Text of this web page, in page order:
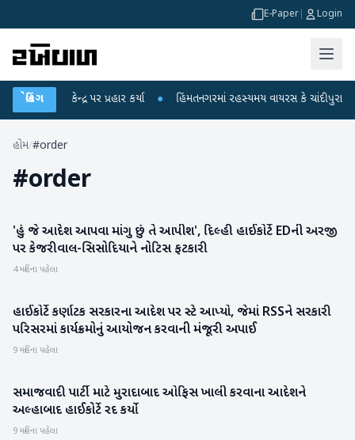
E-Paper Login
બ્રેકિંગ
ગાંધીએ કેન્દ્ર પર પ્રહાર કર્યા ● હિંમતનગરમાં રહસ્યમય વાયરસ કે ચાંદીપુરા? 6
હોમ/#order
#order
રાષ્ટ્રીય
'હું જે આદેશ આપવા માંગુ છું તે આપીશ', દિલ્હી હાઈકોર્ટે EDની અરજી
પર કેજરીવાલ-સિસોદિયાને નોટિસ ફટકારી
4 મહિના પહેલા
રાષ્ટ્રીય
હાઈકોર્ટે કર્ણાટક સરકારના આદેશ પર સ્ટે આપ્યો, જેમાં RSSને સરકારી
પરિસરમાં કાર્યક્રમોનું આયોજન કરવાની મંજૂરી અપાઈ
9 મહિના પહેલા
રાષ્ટ્રીય
સમાજવાદી પાર્ટી માટે મુરાદાબાદ ઓફિસ ખાલી કરવાના આદેશને
અલ્હાબાદ હાઈકોર્ટે રદ કર્યો
9 મહિના પહેલા